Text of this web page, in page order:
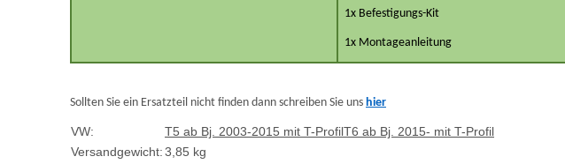
1x Befestigungs-Kit
1x Montageanleitung
Sollten Sie ein Ersatzteil nicht finden dann schreiben Sie uns hier
VW: T5 ab Bj. 2003-2015 mit T-ProfilT6 ab Bj. 2015- mit T-Profil
Versandgewicht:3,85 kg